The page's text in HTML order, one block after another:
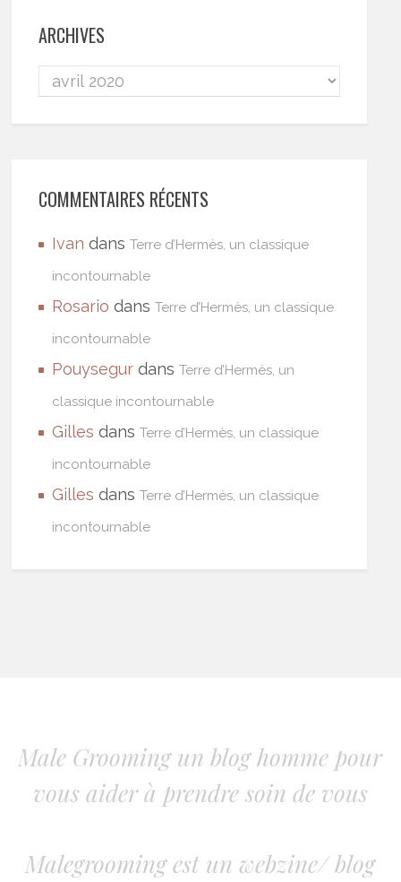
ARCHIVES
COMMENTAIRES RÉCENTS
Ivan dansTerre d’Hermès, un classique
incontournable
Rosario dansTerre d’Hermès, un classique
incontournable
Pouysegur dansTerre d’Hermès, un
classique incontournable
Gilles dansTerre d’Hermès, un classique
incontournable
Gilles dansTerre d’Hermès, un classique
incontournable
Male Grooming un blog homme pour
vous aider à prendre soin de vous
Malegrooming est un webzine/ blog